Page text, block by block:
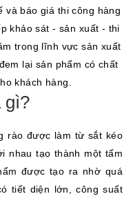
và báo giá thi công hàng
khảo sát - sản xuất - thi
trong lĩnh vực sản xuất
lại sản phẩm có chất
khách hàng.
gì?
rào được làm từ sắt kéo
nhau tạo thành một tấm
được tạo ra nhờ quá
tiết diện lớn, công suất